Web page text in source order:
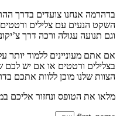
בדהרמה אנחנו צועדים בדרך
השקט הנעים עם צלילים
וגם תנועה עגולה ורכה דרך
אם אתם מעוניינים ללמוד יותר
בצלילים ורטטים או אם יש לכם
הצוות שלנו מוכן ללוות אתכם
מלאו את הטופס ונחזור אליכם